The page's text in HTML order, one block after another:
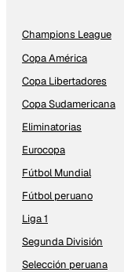
Champions League
Copa América
Copa Libertadores
Copa Sudamericana
Eliminatorias
Eurocopa
Fútbol Mundial
Fútbol peruano
Liga 1
Segunda División
Selección peruana